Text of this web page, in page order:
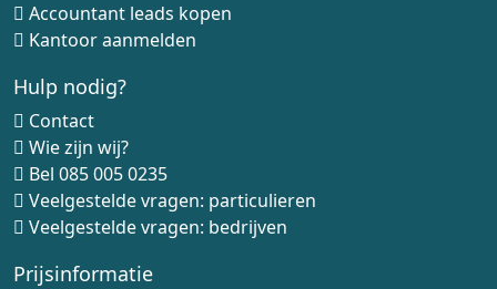
Accountant leads kopen
Kantoor aanmelden
Hulp nodig?
Contact
Wie zijn wij?
Bel 085 005 0235
Veelgestelde vragen: particulieren
Veelgestelde vragen: bedrijven
Prijsinformatie